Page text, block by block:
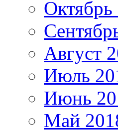
Октябрь
Август
Июль
Июнь
Май